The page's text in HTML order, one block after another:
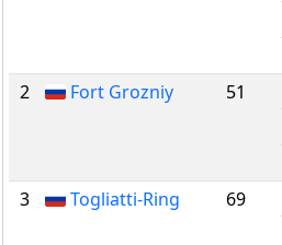
2
Fort Grozniy 51
3
Togliatti-Ring 69